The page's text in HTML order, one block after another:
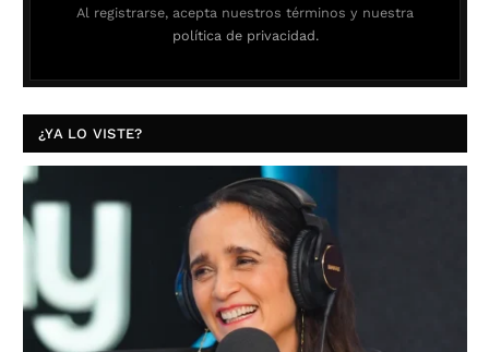
Al registrarse, acepta nuestros términos y nuestra
política de privacidad.
¿YA LO VISTE?